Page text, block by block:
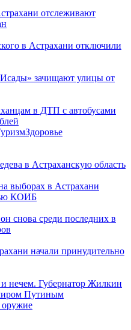
отслеживают
в Астрахани отключили
зачищают улицы от
в ДТП с автобусами
Здоровье
в Астраханскую область
выборах в Астрахани
КОИБ
снова среди последних в
начали принудительно
и нечем. Губернатор Жилкин
Путиным